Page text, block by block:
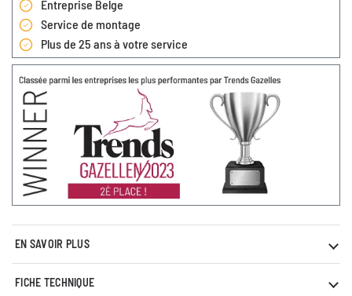
Entreprise Belge
Service de montage
Plus de 25 ans à votre service
EN SAVOIR PLUS
FICHE TECHNIQUE